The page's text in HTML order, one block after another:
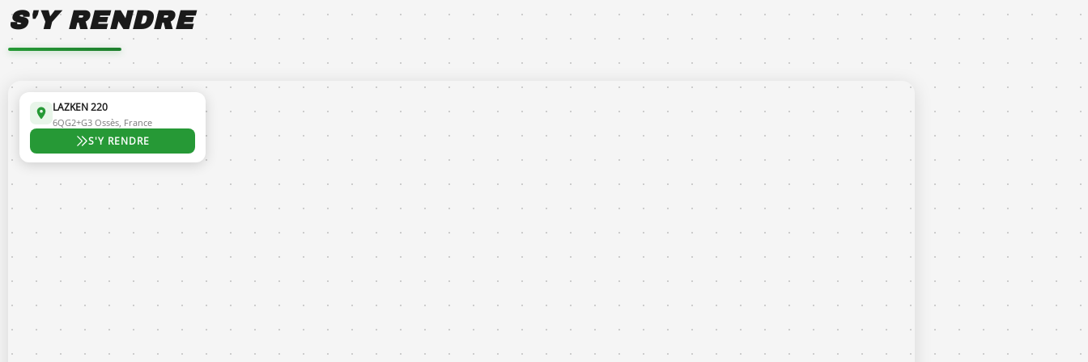
S'Y RENDRE
LAZKEN 220
6QG2+G3 Ossès, France
S'Y RENDRE